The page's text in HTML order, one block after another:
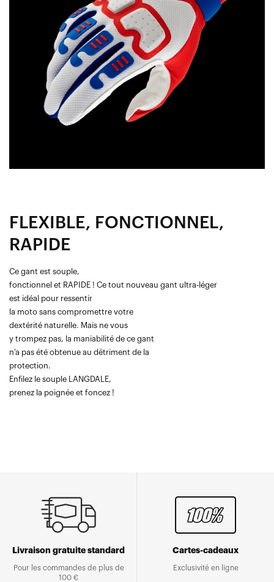
FLEXIBLE, FONCTIONNEL,
RAPIDE
Ce gant est souple,
fonctionnel et RAPIDE ! Ce tout nouveau gant ultra-léger
est idéal pour ressentir
la moto sans compromettre votre
dextérité naturelle. Mais ne vous
y trompez pas, la maniabilité de ce gant
n’a pas été obtenue au détriment de la
protection.
Enfilez le souple LANGDALE,
prenez la poignée et foncez !
Livraison gratuite standard
Pour les commandes de plus de
100 €
Cartes-cadeaux
Exclusivité en ligne